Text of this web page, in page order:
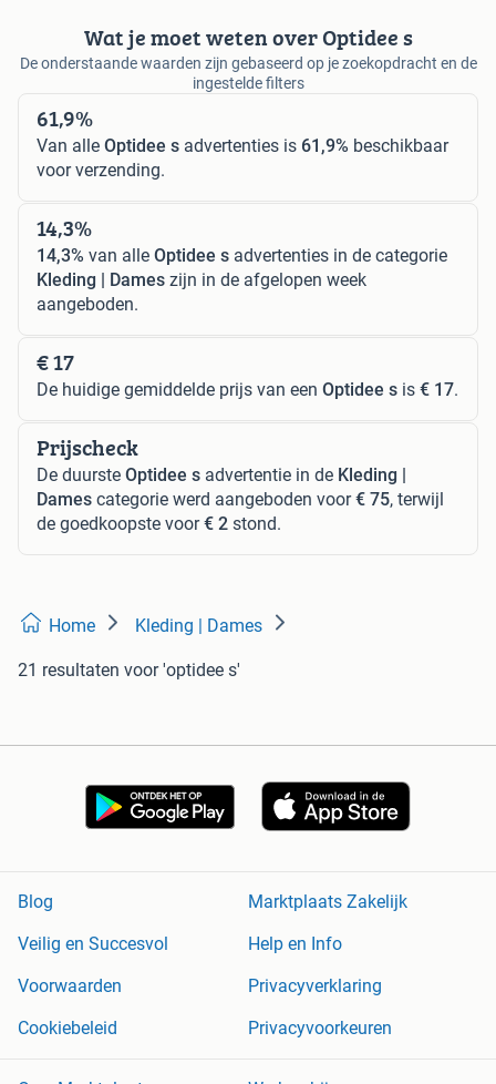
Wat je moet weten over Optidee s
De onderstaande waarden zijn gebaseerd op je zoekopdracht en de
ingestelde filters
61,9%
Van alle Optidee s advertenties is 61,9% beschikbaar
voor verzending.
14,3%
14,3% van alle Optidee s advertenties in de categorie
Kleding | Dames zijn in de afgelopen week
aangeboden.
€ 17
De huidige gemiddelde prijs van een Optidee s is € 17.
Prijscheck
De duurste Optidee s advertentie in de Kleding |
Dames categorie werd aangeboden voor€ 75, terwijl
de goedkoopste voor€ 2 stond.
Home Kleding | Dames
21 resultaten voor 'optidee s'
Blog
Marktplaats Zakelijk
Veilig en Succesvol
Help en Info
Voorwaarden
Privacyverklaring
Cookiebeleid
Privacyvoorkeuren